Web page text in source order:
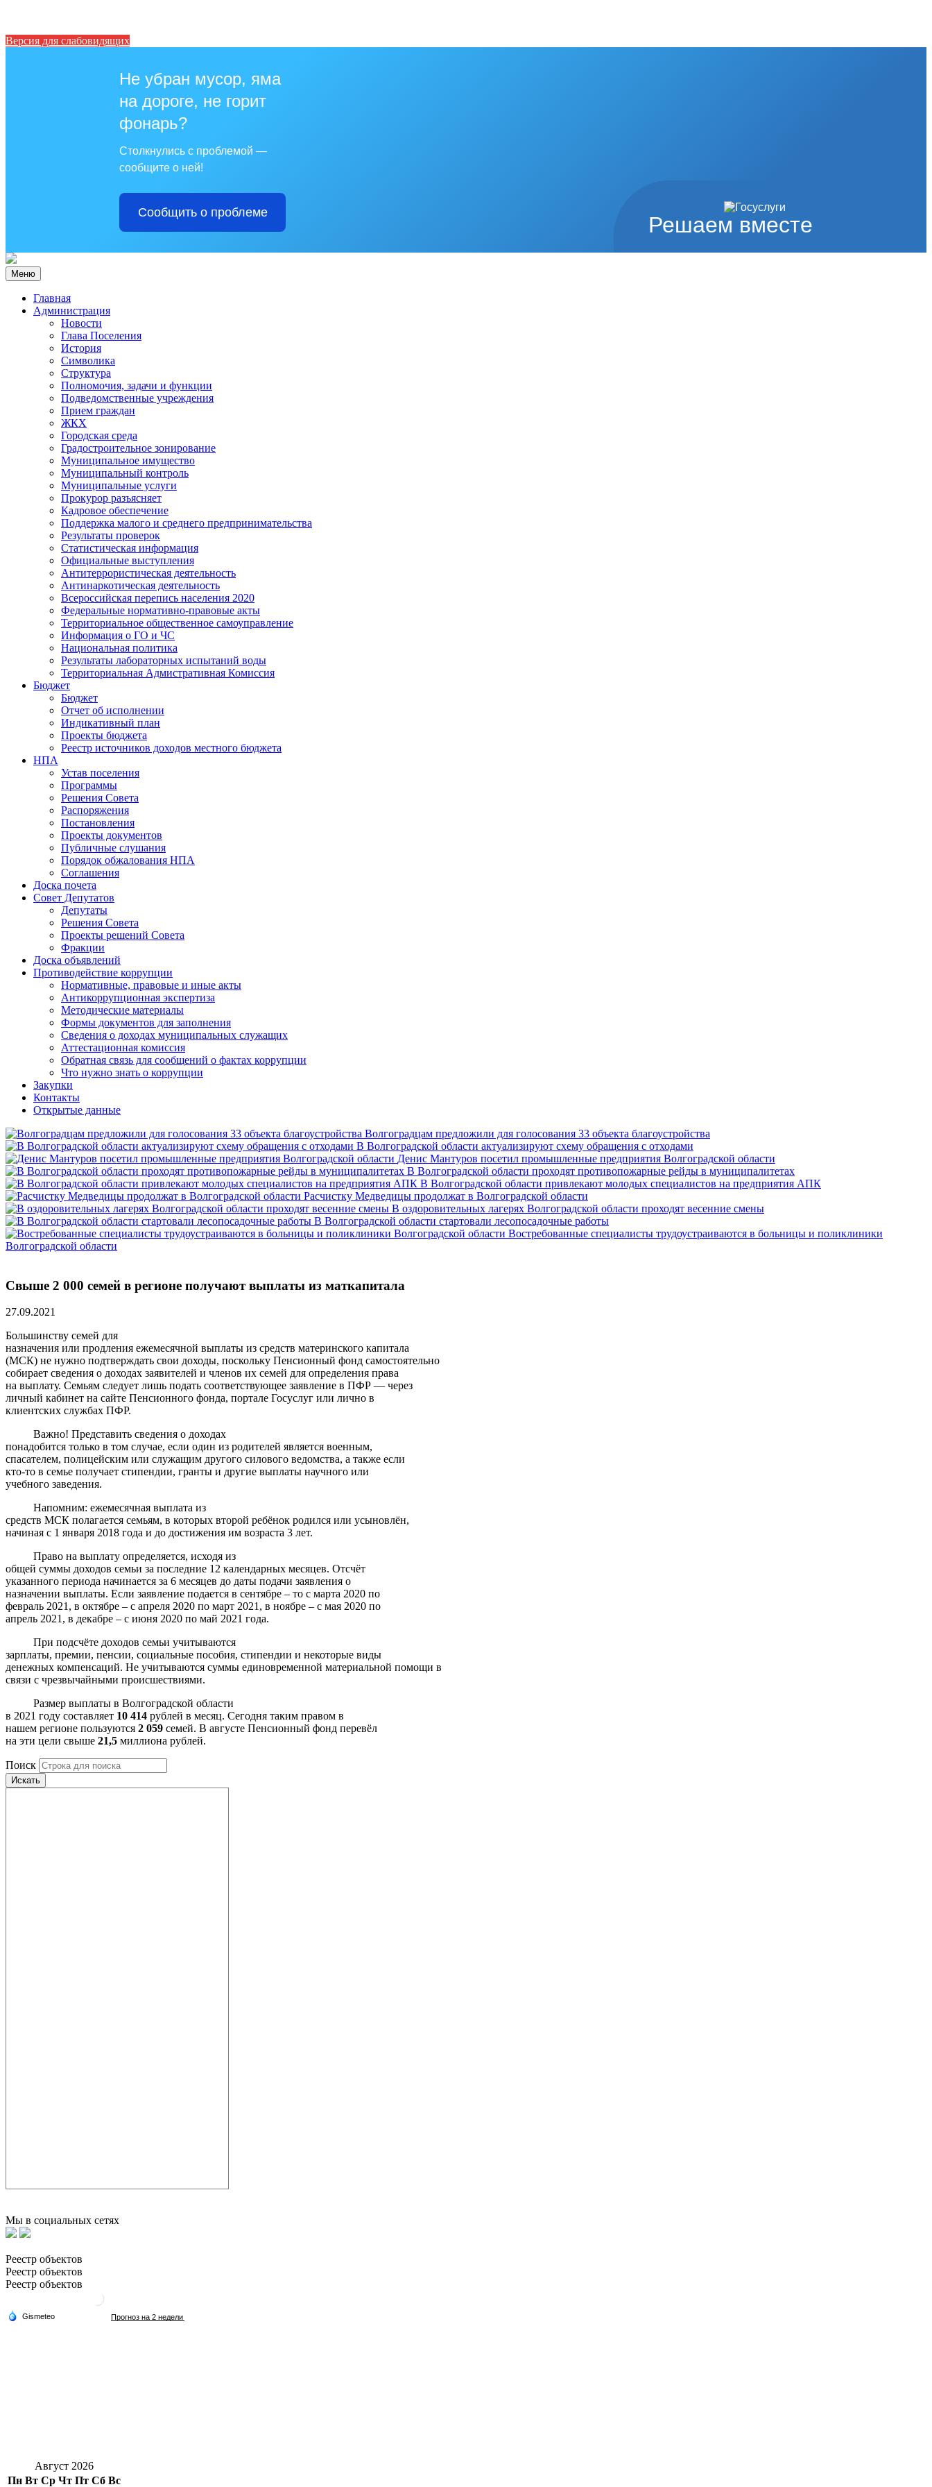
Версия для слабовидящих
Решаем вместе
Не убран мусор, яма
на дороге, не горит
фонарь?
Столкнулись с проблемой —
сообщите о ней!
Сообщить о проблеме
Меню
Главная
Администрация
Новости
Глава Поселения
История
Символика
Структура
Полномочия, задачи и функции
Подведомственные учреждения
Прием граждан
ЖКХ
Городская среда
Градостроительное зонирование
Муниципальное имущество
Муниципальный контроль
Муниципальные услуги
Прокурор разъясняет
Кадровое обеспечение
Поддержка малого и среднего предпринимательства
Результаты проверок
Статистическая информация
Официальные выступления
Антитеррористическая деятельность
Антинаркотическая деятельность
Всероссийская перепись населения 2020
Федеральные нормативно-правовые акты
Территориальное общественное самоуправление
Информация о ГО и ЧС
Национальная политика
Результаты лабораторных испытаний воды
Территориальная Адмистративная Комиссия
Бюджет
Бюджет
Отчет об исполнении
Индикативный план
Проекты бюджета
Реестр источников доходов местного бюджета
НПА
Устав поселения
Программы
Решения Совета
Распоряжения
Постановления
Проекты документов
Публичные слушания
Порядок обжалования НПА
Соглашения
Доска почета
Совет Депутатов
Депутаты
Решения Совета
Проекты решений Совета
Фракции
Доска объявлений
Противодействие коррупции
Нормативные, правовые и иные акты
Антикоррупционная экспертиза
Методические материалы
Формы документов для заполнения
Сведения о доходах муниципальных служащих
Аттестационная комиссия
Обратная связь для сообщений о фактах коррупции
Что нужно знать о коррупции
Закупки
Контакты
Открытые данные
Волгоградцам предложили для голосования 33 объекта благоустройства
В Волгоградской области актуализируют схему обращения с отходами
Денис Мантуров посетил промышленные предприятия Волгоградской области
В Волгоградской области проходят противопожарные рейды в муниципалитетах
В Волгоградской области привлекают молодых специалистов на предприятия АПК
Расчистку Медведицы продолжат в Волгоградской области
В оздоровительных лагерях Волгоградской области проходят весенние смены
В Волгоградской области стартовали лесопосадочные работы
Востребованные специалисты трудоустраиваются в больницы и поликлиники
Волгоградской области
Свыше 2 000 семей в регионе получают выплаты из маткапитала
27.09.2021
Большинству семей для
назначения или продления ежемесячной выплаты из средств материнского капитала
(МСК) не нужно подтверждать свои доходы, поскольку Пенсионный фонд самостоятельно
собирает сведения о доходах заявителей и членов их семей для определения права
на выплату. Семьям следует лишь подать соответствующее заявление в ПФР — через
личный кабинет на сайте Пенсионного фонда, портале Госуслуг или лично в
клиентских службах ПФР.
Важно! Представить сведения о доходах
понадобится только в том случае, если один из родителей является военным,
спасателем, полицейским или служащим другого силового ведомства, а также если
кто-то в семье получает стипендии, гранты и другие выплаты научного или
учебного заведения.
Напомним: ежемесячная выплата из
средств МСК полагается семьям, в которых второй ребёнок родился или усыновлён,
начиная с 1 января 2018 года и до достижения им возраста 3 лет.
Право на выплату определяется, исходя из
общей суммы доходов семьи за последние 12 календарных месяцев. Отсчёт
указанного периода начинается за 6 месяцев до даты подачи заявления о
назначении выплаты. Если заявление подается в сентябре – то с марта 2020 по
февраль 2021, в октябре – с апреля 2020 по март 2021, в ноябре – с мая 2020 по
апрель 2021, в декабре – с июня 2020 по май 2021 года.
При подсчёте доходов семьи учитываются
зарплаты, премии, пенсии, социальные пособия, стипендии и некоторые виды
денежных компенсаций. Не учитываются суммы единовременной материальной помощи в
связи с чрезвычайными происшествиями.
Размер выплаты в Волгоградской области
в 2021 году составляет 10 414 рублей в месяц. Сегодня таким правом в
нашем регионе пользуются 2 059 семей. В августе Пенсионный фонд перевёл
на эти цели свыше 21,5 миллиона рублей.
Поиск
Искать
Мы в социальных сетях
Реестр объектов
Реестр объектов
Реестр объектов
Август 2026
Пн Вт Ср Чт Пт Сб Вс